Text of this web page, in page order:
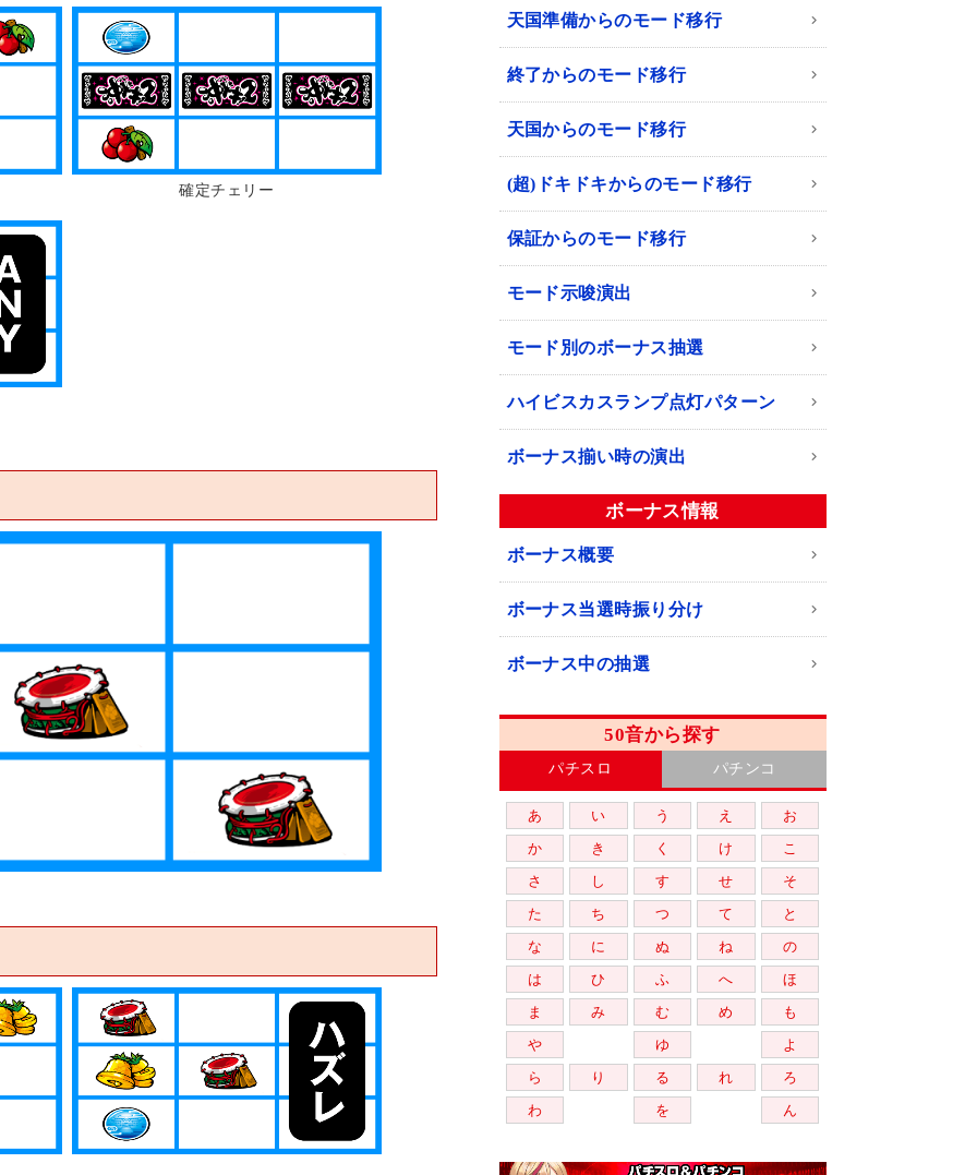
確定チェリー
天国準備からのモード移行
終了からのモード移行
天国からのモード移行
(超)ドキドキからのモード移行
保証からのモード移行
モード示唆演出
モード別のボーナス抽選
ハイビスカスランプ点灯パターン
ボーナス揃い時の演出
ボーナス情報
ボーナス概要
ボーナス当選時振り分け
ボーナス中の抽選
50音から探す
パチスロ パチンコ
あ い う え
お
か
き く け
こ
さ
し す せ
そ
た
ち つ て
と
な
に ぬ ね
の
は
ひ ふ へ
ほ
ま
み む め
も
や
ゆ
よ
ら
り る れ
ろ
わ
を ん